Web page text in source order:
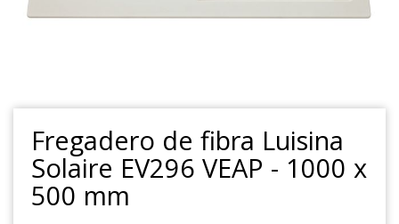
Fregadero de fibra Luisina
Solaire EV296 VEAP - 1000 x
500 mm